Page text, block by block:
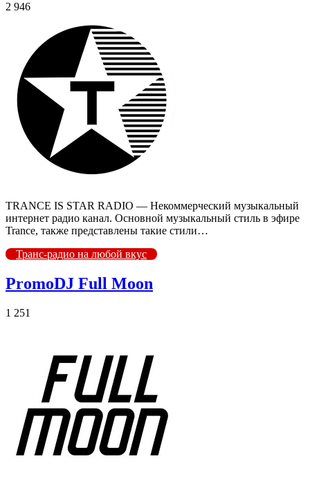
2 946
TRANCE IS STAR RADIO — Некоммерческий музыкальный
интернет радио канал. Основной музыкальный стиль в эфире
Trance, также представлены такие стили…
Транс-радио на любой вкус
PromoDJ Full Moon
1 251